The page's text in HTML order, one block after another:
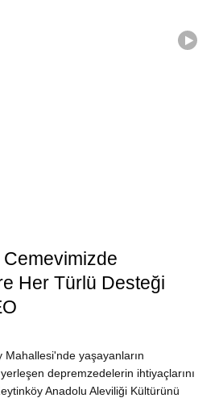
Her Türlü Desteği
Mahallesi'nde yaşayanların
depremzedelerin ihtiyaçlarını
Anadolu Aleviliği Kültürünü